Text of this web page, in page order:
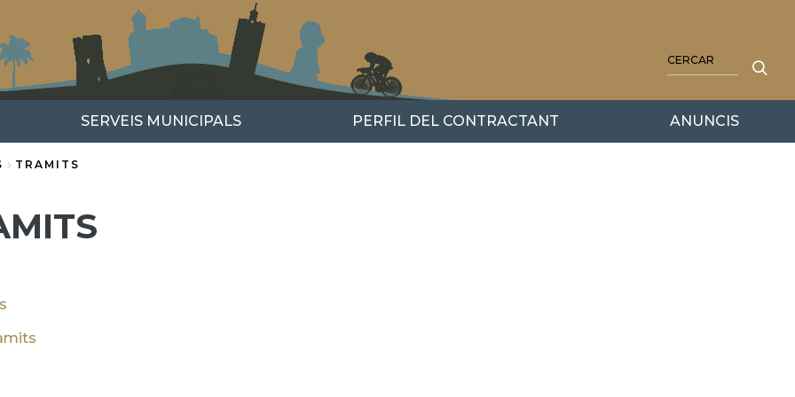
SERVEIS MUNICIPALS PERFIL DEL CONTRACTANT ANUNCIS
TRAMITS